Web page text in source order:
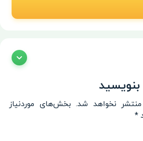
بنویسید
نخواهد شد. بخش‌های موردنیاز
*